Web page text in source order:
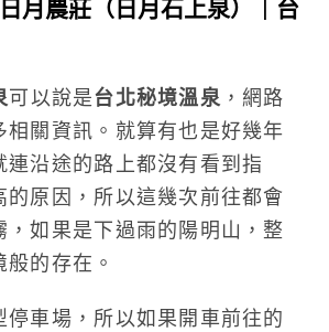
月農莊（日月石上泉）｜台
可以說是台北秘境溫泉，網路
相關資訊。就算有也是好幾年
連沿途的路上都沒有看到指
的原因，所以這幾次前往都會
，如果是下過雨的陽明山，整
的存在。
停車場，所以如果開車前往的